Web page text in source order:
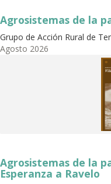
Agrosistemas de la
Grupo de Acción Rural de
Agosto 2026
Agrosistemas de la
Esperanza a Ravelo